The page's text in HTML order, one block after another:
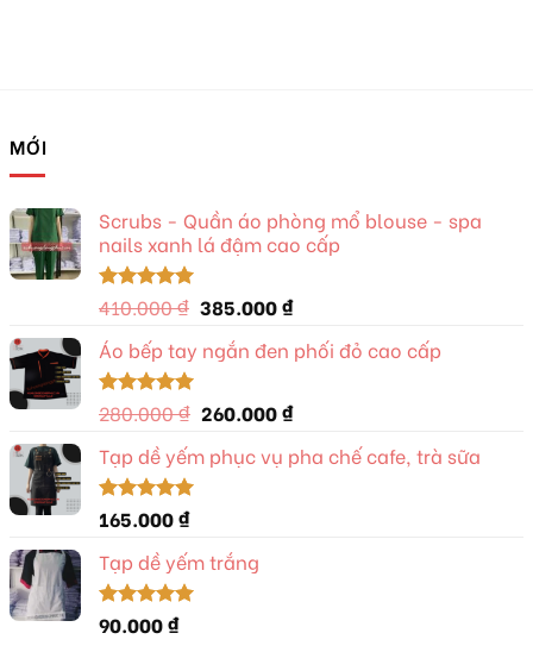
MỚI
Scrubs - Quần áo phòng mổ blouse - spa
nails xanh lá đậm cao cấp
Được xếp
5 sao
410.000₫ Giá
là:
385.000₫Giá
tại
385.000 ₫.
Áo bếp tay ngắn đen phối đỏ cao cấp
Được xếp
5 sao
280.000₫ Giá
là:
260.000₫Giá
tại
Tạp dề yếm phục vụ pha chế cafe, trà sữa
Được xếp
hạng 5.00
5 sao
165.000₫
Tạp dề yếm trắng
Được xếp
hạng5.00
90.000₫